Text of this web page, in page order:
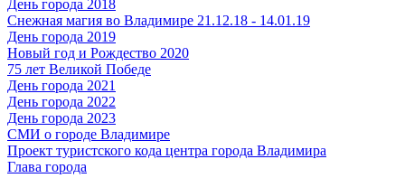
День города 2018
Снежная магия во Владимире 21.12.18 - 14.01.19
День города 2019
Новый год и Рождество 2020
75 лет Великой Победе
День города 2021
День города 2022
День города 2023
СМИ о городе Владимире
Проект туристского кода центра города Владимира
Глава города